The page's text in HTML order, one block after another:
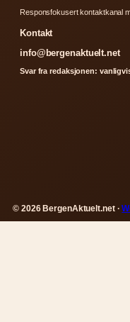
Responsfokusert kontaktkanal
Kontakt
info@bergenaktuelt.net
Svar fra redaksjonen:
© 2026 BergenAktuelt.net ·